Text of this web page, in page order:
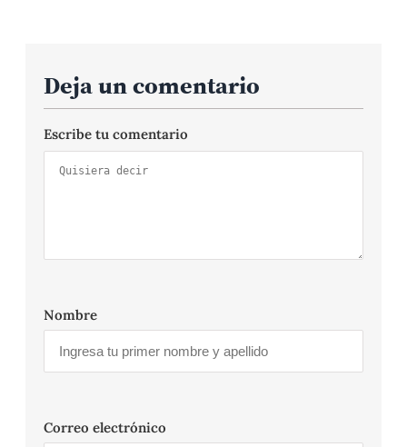
Deja un comentario
Escribe tu comentario
Nombre
Correo electrónico